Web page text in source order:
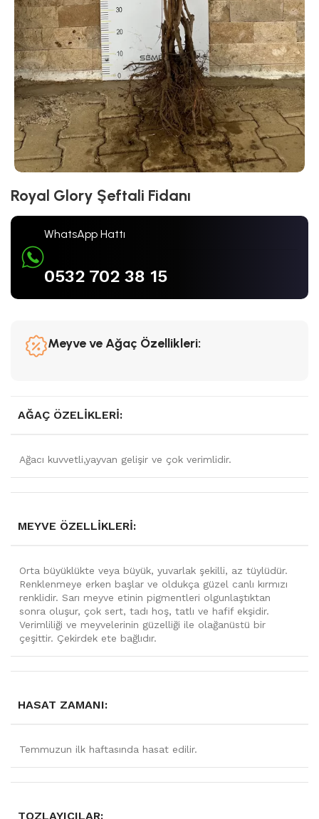
Royal Glory Şeftali Fidanı
WhatsApp Hattı
0532 702 38 15
Meyve ve Ağaç Özellikleri:
AĞAÇ ÖZELIKLERI:
Ağacı kuvvetli,yayvan gelişir ve çok verimlidir.
MEYVE ÖZELLIKLERI:
Orta büyüklükte veya büyük, yuvarlak şekilli, az tüylüdür.
Renklenmeye erken başlar ve oldukça güzel canlı kırmızı
renklidir. Sarı meyve etinin pigmentleri olgunlaştıktan
sonra oluşur, çok sert, tadı hoş, tatlı ve hafif ekşidir.
Verimliliği ve meyvelerinin güzelliği ile olağanüstü bir
çeşittir. Çekirdek ete bağlıdır.
HASAT ZAMANI:
Temmuzun ilk haftasında hasat edilir.
TOZLAYICILAR: